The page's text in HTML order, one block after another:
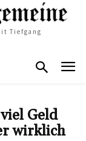
Tiefgang
Geld
wirklich